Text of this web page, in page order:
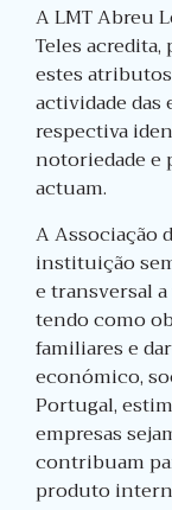
A LMT Abreu
Teles
estes
actividade das
respectiva
notoriedade e
actuam.
A Associação
instituição
e transversal
tendo como
familiares e
económico,
Portugal,
empresas
contribuam
produto